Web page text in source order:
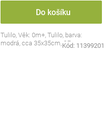
Do košíku
Tulilo, Věk: 0m+, Tulilo, barva:
modrá, cca 35x35cm, CE
Kód: 11399201